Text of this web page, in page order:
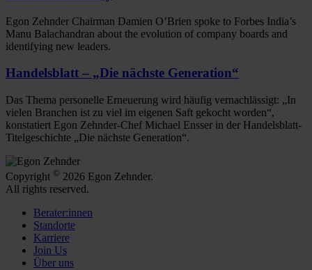
Egon Zehnder Chairman Damien O’Brien spoke to Forbes India’s
Manu Balachandran about the evolution of company boards and
identifying new leaders.
Handelsblatt – „Die nächste Generation“
Das Thema personelle Erneuerung wird häufig vernachlässigt: „In
vielen Branchen ist zu viel im eigenen Saft gekocht worden“,
konstatiert Egon Zehnder-Chef Michael Ensser in der Handelsblatt-
Titelgeschichte „Die nächste Generation“.
Copyright © 2026 Egon Zehnder.
All rights reserved.
Berater:innen
Standorte
Karriere
Join Us
Über uns